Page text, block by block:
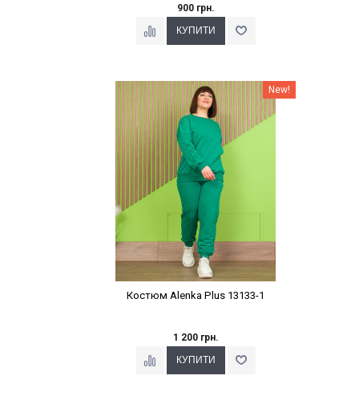
900 грн.
Наклейки Варіант з % New!
Костюм Alenka Plus 13133-1
1 200 грн.